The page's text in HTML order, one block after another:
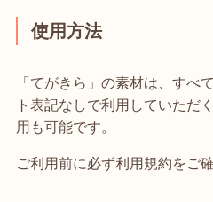
使用方法
「てがきら」の素材は、すべ
ト表記なしで利用していただ
用も可能です。
ご利用前に必ず利用規約をご